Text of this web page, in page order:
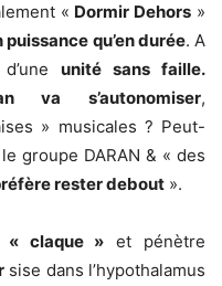
« Dormir Dehors »
qu’en durée. A
unité sans faille.
va s’autonomiser,
» musicales ? Peut-
groupe DARAN & « des
rester debout ».
« claque » et pénètre
sise dans l’hypothalamus